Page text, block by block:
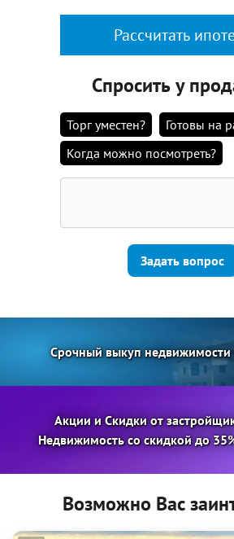
Рассчитать
Спросить у
Торг уместен?
Готовы на
Когда можно посмотреть?
Задать вопрос
Срочный выкуп недвижимости
Акции и Скидки от
Недвижимость со скидкой до
Возможно Вас